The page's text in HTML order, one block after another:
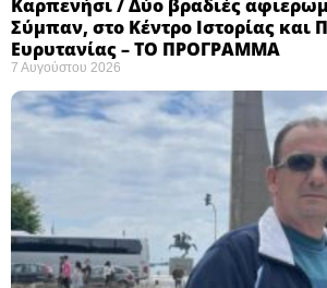
Καρπενήσι / Δύο βραδιές
Σύμπαν, στο Κέντρο Ιστορίας και
Ευρυτανίας – ΤΟ ΠΡΟΓΡΑΜΜΑ
7 Αυγούστου 2026